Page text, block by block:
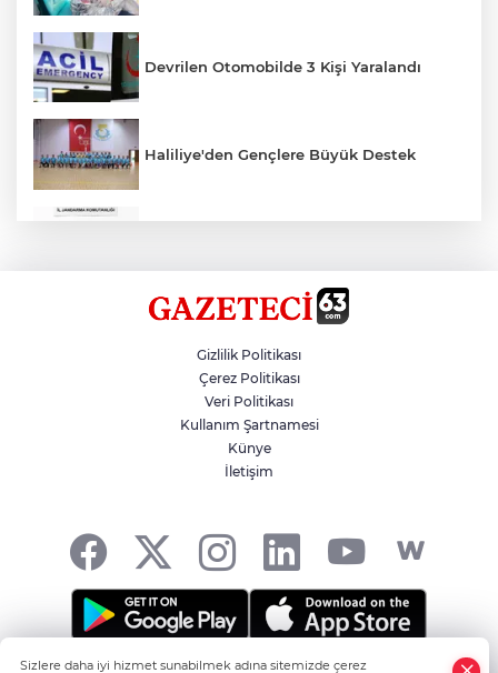
Devrilen Otomobilde 3 Kişi Yaralandı
Haliliye'den Gençlere Büyük Destek
Hikmet Başak’tan Ulaşım Çalışması
Atatürk Bulvarında Asfalt Yenileniyor
Gizlilik Politikası
Çerez Politikası
Veri Politikası
Kullanım Şartnamesi
Künye
İletişim
Sizlere daha iyi hizmet sunabilmek adına sitemizde çerez